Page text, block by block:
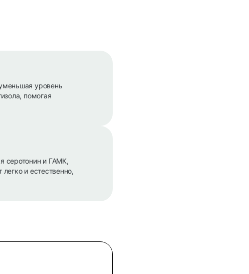
уровень
помогая
серотонин и ГАМК,
и естественно,